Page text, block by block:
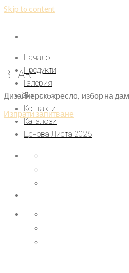
Skip to content
Начало
Продукти
Галерия
Доставка
Контакти
Каталози
Ценова Листа 2026
BEAR
Дизайнерскo кресло, избор на
Изпрати запитване